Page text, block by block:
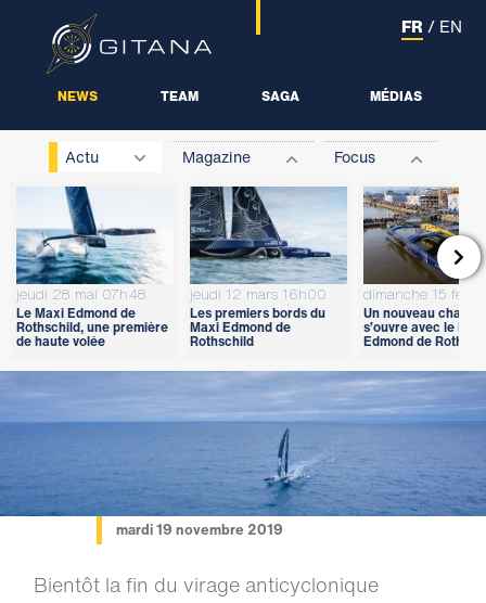
NEWS TEAM SAGA MÉDIAS
FR / EN
Actu Magazine Focus
jeudi 28 mai 07h48
Le Maxi Edmond de
Rothschild, une première
de haute volée
jeudi 12 mars 16h00
Les premiers bords du
Maxi Edmond de
Rothschild
dimanche 15
Un nouveau
s’ouvre avec le Maxi
Edmond de

mardi 19 novembre 2019
Bientôt la fin du virage anticyclonique